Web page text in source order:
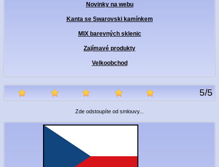
Novinky na webu
Kanta se Swarovski kamínkem
MIX barevných sklenic
Zajímavé produkty
Velkoobchod
5/5
Zde odstoupíte od smlouvy...